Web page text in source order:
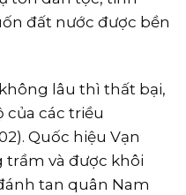
đất nước được bền
lâu thì thất bại,
của các triều
Quốc hiệu Vạn
trầm và được khôi
tan quân Nam